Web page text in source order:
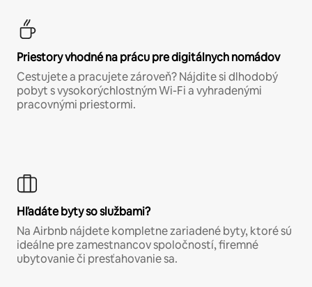
Priestory vhodné na prácu pre digitálnych nomádov
Cestujete a pracujete zároveň? Nájdite si dlhodobý
pobyt s vysokorýchlostným Wi-Fi a vyhradenými
pracovnými priestormi.
Hľadáte byty so službami?
Na Airbnb nájdete kompletne zariadené byty, ktoré sú
ideálne pre zamestnancov spoločností, firemné
ubytovanie či presťahovanie sa.